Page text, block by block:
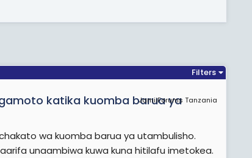
Filters
JamiiForums Tanzania
katika kuomba barua ya
wa kuomba barua ya utambulisho.
unaambiwa kuwa kuna hitilafu imetokea.